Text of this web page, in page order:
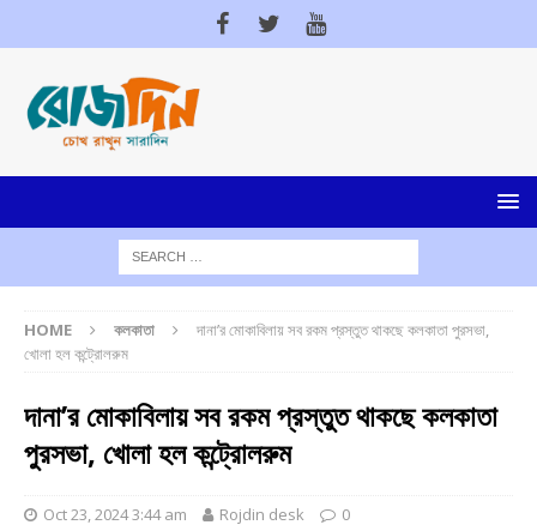
HOME কলকাতা
দানা’র মোকাবিলায় সব রকম প্রস্তুত থাকছে কলকাতা পুরসভা,
খোলা হল কন্ট্রোলরুম
দানা’র মোকাবিলায় সব রকম প্রস্তুত থাকছে কলকাতা
পুরসভা, খোলা হল কন্ট্রোলরুম
Oct 23, 2024 3:44 am Rojdin desk 0